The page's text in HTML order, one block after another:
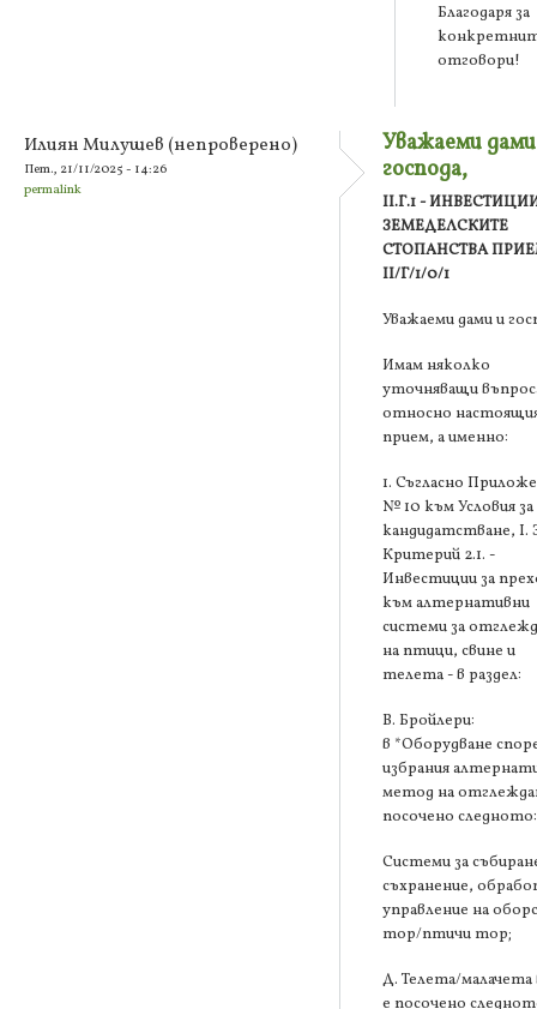
Благодаря за
отговори!
Илиян Милушев (непроверено)
Пет., 21/11/2025 - 14:26
permalink
Уважаеми
господа,
II.Г.1 -
ЗЕМЕДЕЛСКИТЕ
СТОПАНСТВА
II/Г/1/0/1
Уважаеми дами и
Имам няколко
уточняващи
относно
прием, а именно:
1. Съгласно
№ 10 към Условия за
кандидатстване, І.
Критерий 2.1. -
Инвестиции за
към алтернативни
системи за
на птици, свине и
телета - в раздел:
В. Бройлери:
в *Оборудване
избрания
метод на
посочено
Системи за
съхранение,
управление на
тор/птичи тор;
Д. Телета/малачета
е посочено